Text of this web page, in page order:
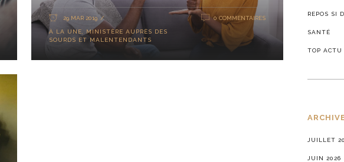
29 MAR 2019
À LA UNE, MINISTÈRE AUPRÈS DES
SOURDS ET MALENTENDANTS
0 COMMENTAIRES
REPOS SI
SANTÉ
TOP ACTU
JUILLET
JUIN 2026